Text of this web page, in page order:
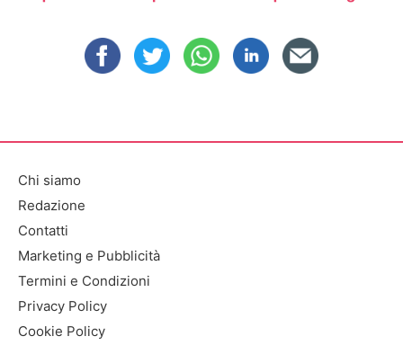
Chi siamo
Redazione
Contatti
Marketing e Pubblicità
Termini e Condizioni
Privacy Policy
Cookie Policy